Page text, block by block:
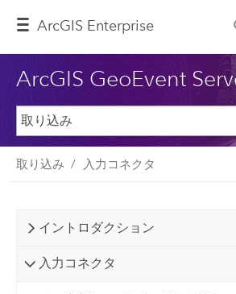
ArcGIS Enterprise
ArcGIS GeoEvent
取り込み 入力コネクタ
イントロダクション
入力コネクタ